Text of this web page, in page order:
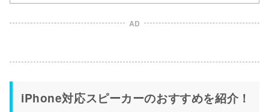
AD
iPhone対応スピーカーのおすすめを紹介！